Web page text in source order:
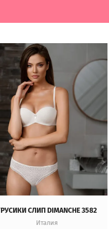
СЛИП DIMANCHE 3582
Италия